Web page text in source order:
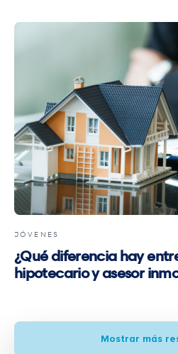
JÓVENES
¿Qué diferencia hay
hipotecario y asesor
Mostrar más